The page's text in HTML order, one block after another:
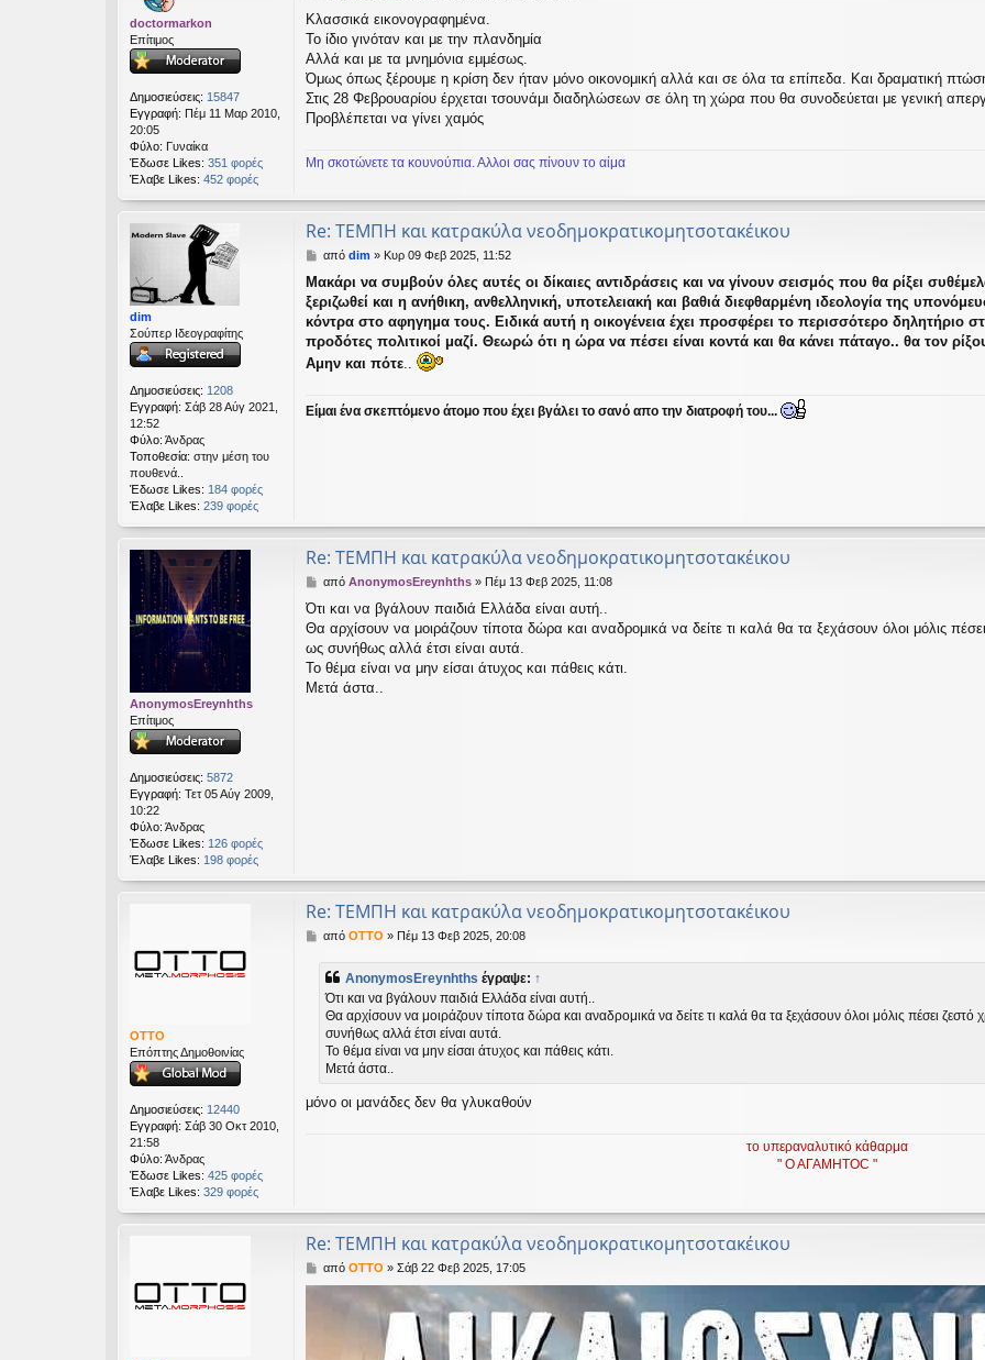
doctormarkon
Επίτιμος
Δημοσιεύσεις: 15847
Εγγραφή: Πέμ 11 Μαρ 2010,
20:05
Φύλο: Γυναίκα
Έδωσε Likes: 351 φορές
Έλαβε Likes: 452 φορές
μ
ο
σ
ί
ε
υ
σ
Κλασσικά εικονογραφημένα.
Το ίδιο γινόταν και με την πλανδημία
Αλλά και με τα μνημόνια εμμέσως.
Όμως όπως ξέρουμε η κρίση δεν ήταν μόνο οικονομική αλλά και σε όλα τα επίπεδα. Και δραματική
Στις 28 Φεβρουαρίου έρχεται τσουνάμι διαδηλώσεων σε όλη τη χώρα που θα συνοδεύεται με γενική
Προβλέπεται να γίνει χαμός
Μη σκοτώνετε τα κουνούπια. Αλλοι σας πίνουν το αίμα
dim
Σούπερ Ιδεογραφίτης
Δημοσιεύσεις: 1208
Εγγραφή: Σάβ 28 Αύγ 2021,
12:52
Φύλο: Άνδρας
Τοποθεσία: στην μέση του
πουθενά..
Έδωσε Likes: 184 φορές
Έλαβε Likes: 239 φορές
Re: ΤΕΜΠΗ και κατρακύλα νεοδημοκρατικομητσοτακέικου
Δ
μ
ο
σ
ί
ε
υ
από dim » Κυρ 09 Φεβ 2025, 11:52
Μακάρι να συμβούν όλες αυτές οι δίκαιες αντιδράσεις και να γίνουν σεισμός που θα ρίξει
ξεριζωθεί και η ανήθικη, ανθελληνική, υποτελειακή και βαθιά διεφθαρμένη ιδεολογία της
κόντρα στο αφηγημα τους. Ειδικά αυτή η οικογένεια έχει προσφέρει το περισσότερο δηλητήριο
προδότες πολιτικοί μαζί. Θεωρώ ότι η ώρα να πέσει είναι κοντά και θα κάνει πάταγο.. θα τον
Αμην και πότε..
Είμαι ένα σκεπτόμενο άτομο που έχει βγάλει το σανό απο την διατροφή του...
AnonymosEreynhths
Επίτιμος
Δημοσιεύσεις: 5872
Εγγραφή: Τετ 05 Αύγ 2009,
10:22
Φύλο: Άνδρας
Έδωσε Likes: 126 φορές
Έλαβε Likes: 198 φορές
Re: ΤΕΜΠΗ και κατρακύλα νεοδημοκρατικομητσοτακέικου
Δ
μ
ο
σ
ί
υ
από AnonymosEreynhths» Πέμ 13 Φεβ 2025, 11:08
Ότι και να βγάλουν παιδιά Ελλάδα είναι αυτή..
Θα αρχίσουν να μοιράζουν τίποτα δώρα και αναδρομικά να δείτε τι καλά θα τα ξεχάσουν όλοι μόλις
ως συνήθως αλλά έτσι είναι αυτά.
Το θέμα είναι να μην είσαι άτυχος και πάθεις κάτι.
Μετά άστα..
OTTO
Επόπτης Δημοθοινίας
Δημοσιεύσεις: 12440
Εγγραφή: Σάβ 30 Οκτ 2010,
21:58
Φύλο: Άνδρας
Έδωσε Likes: 425 φορές
Έλαβε Likes: 329 φορές
Re: ΤΕΜΠΗ και κατρακύλα νεοδημοκρατικομητσοτακέικου
Δ
μ
σ
η
από OTTO » Πέμ 13 Φεβ 2025, 20:08
AnonymosEreynhths έγραψε: ↑
Ότι και να βγάλουν παιδιά Ελλάδα είναι αυτή..
Θα αρχίσουν να μοιράζουν τίποτα δώρα και αναδρομικά να δείτε τι καλά θα τα ξεχάσουν όλοι μόλις πέσει
συνήθως αλλά έτσι είναι αυτά.
Το θέμα είναι να μην είσαι άτυχος και πάθεις κάτι.
Μετά άστα..
μόνο οι μανάδες δεν θα γλυκαθούν
το υπεραναλυτικό κάθαρμα
" Ο ΑΓΑΜΗΤΟC "
Re: ΤΕΜΠΗ και κατρακύλα νεοδημοκρατικομητσοτακέικου
Δ
η
από OTTO » Σάβ 22 Φεβ 2025, 17:05